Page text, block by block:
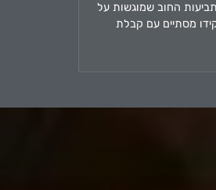
החוב שמוגשות על
מסתיים עם קבלת